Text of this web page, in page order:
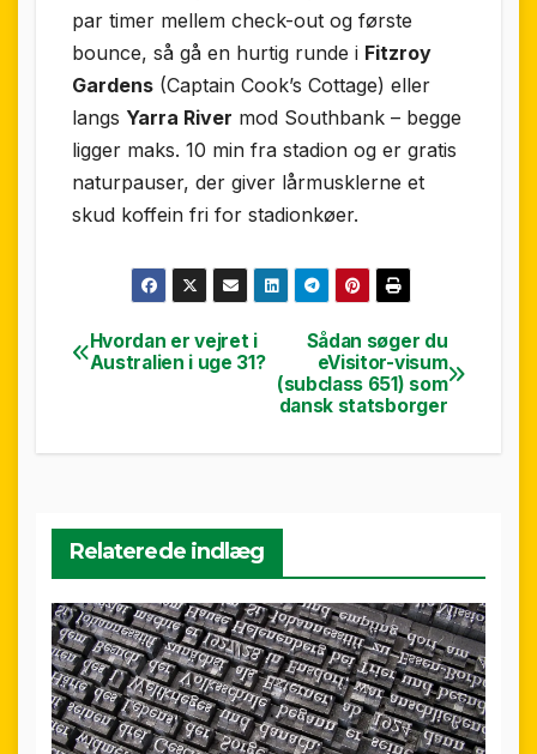
par timer mellem check-out og første
bounce, så gå en hurtig runde i Fitzroy
Gardens (Captain Cook’s Cottage) eller
langs Yarra River mod Southbank – begge
ligger maks. 10 min fra stadion og er gratis
naturpauser, der giver lårmusklerne et
skud koffein fri for stadion­køer.
Indlægsnavigation
Sådan søger du
eVisitor-visum
(subclass 651) som
dansk statsborger
Hvordan er vejret i
Australien i uge 31?
Relaterede indlæg